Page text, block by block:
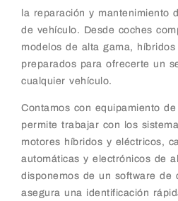
la reparación y mantenimiento
de vehículo. Desde coches
modelos de alta gama,
preparados para ofrecerte un
cualquier vehículo.
Contamos con equipamiento
permite trabajar con los
motores híbridos y eléctricos,
automáticas y electrónicos de
disponemos de un software de
asegura una identificación